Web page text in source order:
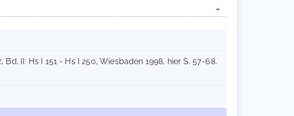
II: Hs I 151 - Hs I 250, Wiesbaden 1998, hier S. 57-68.